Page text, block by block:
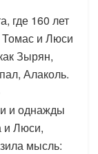
где 160 лет
Томас и Люси
Зырян,
Алаколь.
и однажды
и Люси,
мысль: